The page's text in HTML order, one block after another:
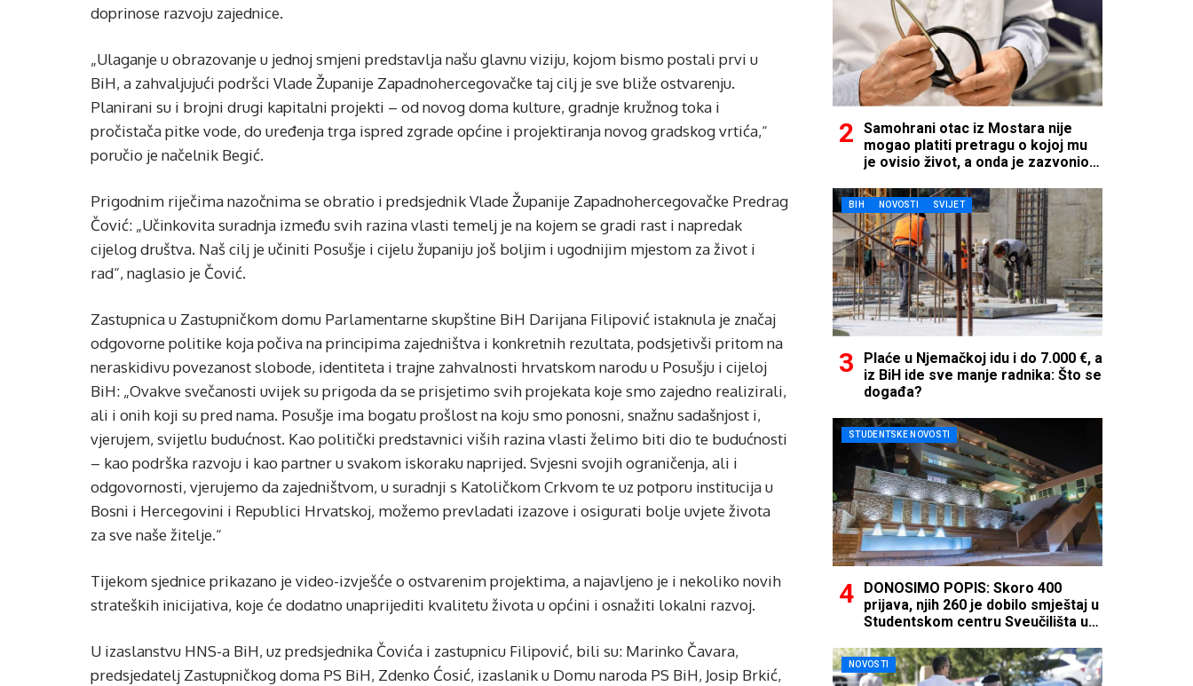
doprinose razvoju zajednice.
„Ulaganje u obrazovanje u jednoj smjeni predstavlja našu glavnu viziju, kojom bismo postali prvi u
BiH, a zahvaljujući podršci Vlade Županije Zapadnohercegovačke taj cilj je sve bliže ostvarenju.
Planirani su i brojni drugi kapitalni projekti – od novog doma kulture, gradnje kružnog toka i
pročistača pitke vode, do uređenja trga ispred zgrade općine i projektiranja novog gradskog vrtića,“
poručio je načelnik Begić.
Prigodnim riječima nazočnima se obratio i predsjednik Vlade Županije Zapadnohercegovačke Predrag
Čović: „Učinkovita suradnja između svih razina vlasti temelj je na kojem se gradi rast i napredak
cijelog društva. Naš cilj je učiniti Posušje i cijelu županiju još boljim i ugodnijim mjestom za život i
rad“, naglasio je Čović.
Zastupnica u Zastupničkom domu Parlamentarne skupštine BiH Darijana Filipović istaknula je značaj
odgovorne politike koja počiva na principima zajedništva i konkretnih rezultata, podsjetivši pritom na
neraskidivu povezanost slobode, identiteta i trajne zahvalnosti hrvatskom narodu u Posušju i cijeloj
BiH: „Ovakve svečanosti uvijek su prigoda da se prisjetimo svih projekata koje smo zajedno realizirali,
ali i onih koji su pred nama. Posušje ima bogatu prošlost na koju smo ponosni, snažnu sadašnjost i,
vjerujem, svijetlu budućnost. Kao politički predstavnici viših razina vlasti želimo biti dio te budućnosti
– kao podrška razvoju i kao partner u svakom iskoraku naprijed. Svjesni svojih ograničenja, ali i
odgovornosti, vjerujemo da zajedništvom, u suradnji s Katoličkom Crkvom te uz potporu institucija u
Bosni i Hercegovini i Republici Hrvatskoj, možemo prevladati izazove i osigurati bolje uvjete života
za sve naše žitelje.“
Tijekom sjednice prikazano je video-izvješće o ostvarenim projektima, a najavljeno je i nekoliko novih
strateških inicijativa, koje će dodatno unaprijediti kvalitetu života u općini i osnažiti lokalni razvoj.
U izaslanstvu HNS-a BiH, uz predsjednika Čovića i zastupnicu Filipović, bili su: Marinko Čavara,
predsjedatelj Zastupničkog doma PS BiH, Zdenko Ćosić, izaslanik u Domu naroda PS BiH, Josip Brkić,
Samohrani otac iz Mostara nije
mogao platiti pretragu o kojoj mu
je ovisio život, a onda je zazvonio
BIH NOVOSTI SVIJET
Plaće u Njemačkoj idu i do 7.000 €, a
iz BiH ide sve manje radnika: Što se
događa?
STUDENTSKE NOVOSTI
DONOSIMO POPIS: Skoro 400
prijava, njih 260 je dobilo smještaj u
Studentskom centru Sveučilišta u
NOVOSTI